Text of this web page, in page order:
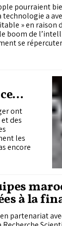
pourraient
technologie a
» en raison
boom de
se
ont
des
les
encore
à la
2026
partenariat